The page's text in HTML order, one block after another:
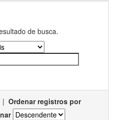
de busca.
| Ordenar registros por